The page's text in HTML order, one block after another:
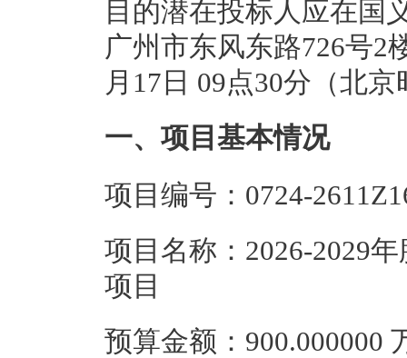
目的潜在投标人应在国
广州市东风东路726号2
月17日 09点30分（北
一、项目基本情况
项目编号：0724-
项目名称：2026-2029
项目
预算金额：900.000000